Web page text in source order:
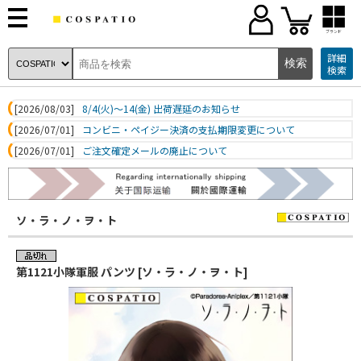
ブランド
詳細
検索
[2026/08/03]
8/4(火)～14(金) 出荷遅延のお知らせ
[2026/07/01]
コンビニ・ペイジー決済の支払期限変更について
[2026/07/01]
ご注文確定メールの廃止について
ソ・ラ・ノ・ヲ・ト
第1121小隊軍服 パンツ [ソ・ラ・ノ・ヲ・ト]